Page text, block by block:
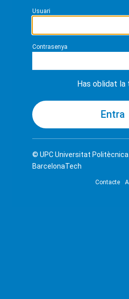
Usuari
Contrasenya
Has oblidat la
© UPCUniversitat Politècnica
BarcelonaTech
Contacte